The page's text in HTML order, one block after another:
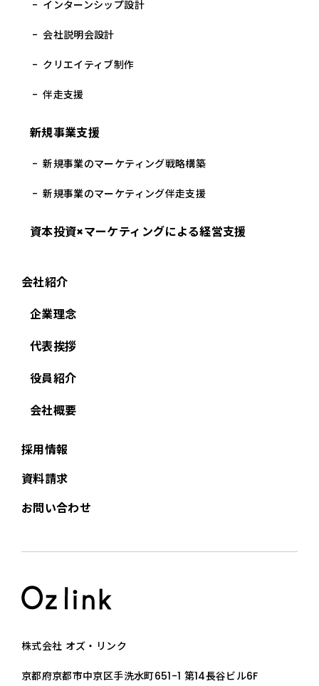
株式会社 オズ・リンク
京都府京都市中京区手洗水町651-1 第14長谷ビル6F
インターンシップ設計
会社説明会設計
クリエイティブ制作
伴走支援
新規事業支援
新規事業のマーケティング戦略構築
新規事業のマーケティング伴走支援
資本投資×マーケティングによる経営支援
会社紹介
企業理念
代表挨拶
役員紹介
会社概要
採用情報
資料請求
お問い合わせ